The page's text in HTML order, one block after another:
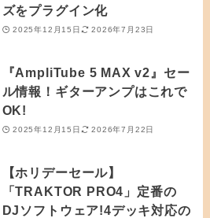
ズをプラグイン化
2025年12月15日 2026年7月23日
『AmpliTube 5 MAX v2』セー
ル情報！ギターアンプはこれで
OK!
2025年12月15日 2026年7月22日
【ホリデーセール】
「TRAKTOR PRO4」定番の
DJソフトウェア!4デッキ対応の